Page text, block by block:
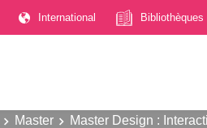
International Bibliothèques
Master Master Design :